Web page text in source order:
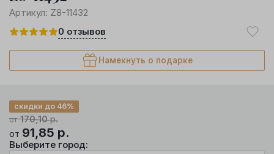
Артикул: Z8-11432
0 отзывов
Намекнуть о подарке
от170,10р.
скидки до 46%
от 91,85 р.
Выберите город: